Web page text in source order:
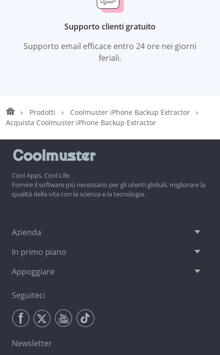
Supporto clienti gratuito
Supporto email efficace entro 24 ore nei giorni
feriali.
Prodotti
Coolmuster iPhone Backup Extractor
Acquista Coolmuster iPhone Backup Extractor
Cool Apps, Cool Life.
Fornire il software più necessario per gli utenti globali, migliorare la
qualità della vita con la scienza e la tecnologia.
Azienda
In primo piano
Appoggiare
Seguiteci
Newsletter